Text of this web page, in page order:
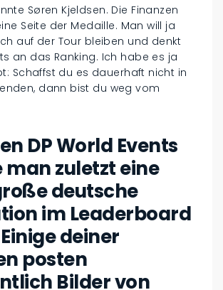
Søren Kjeldsen. Die Finanzen
Seite der Medaille. Man will ja
auf der Tour bleiben und denkt
an das Ranking. Ich habe es ja
Schaffst du es dauerhaft nicht in
dann bist du weg vom
DP World Events
zuletzt eine
deutsche
im Leaderboard
deiner
posten
Bilder von